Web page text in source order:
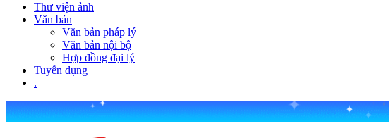
Thư viện ảnh
Văn bản
Văn bản pháp lý
Văn bản nội bộ
Hợp đồng đại lý
Tuyển dụng
.